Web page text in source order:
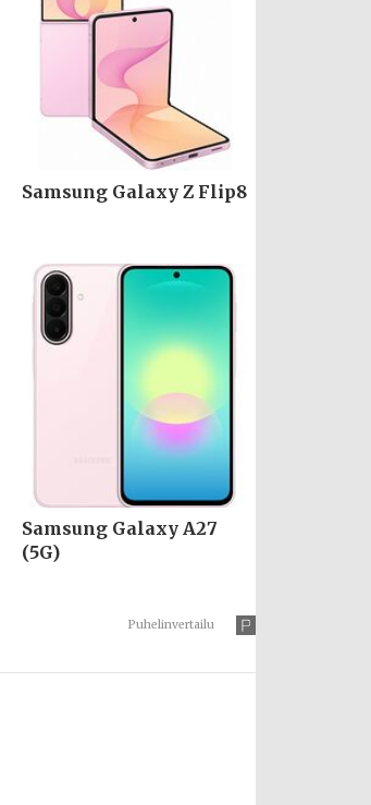
Samsung Galaxy Z Flip8
Samsung Galaxy A27
(5G)
Puhelinvertailu